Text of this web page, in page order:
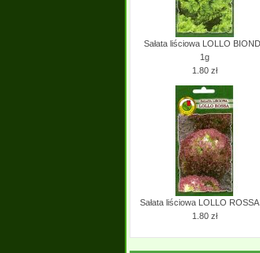
Sałata liściowa LOLLO
1g
1.80 zł
Sałata liściowa LOLLO ROSSA
1.80 zł